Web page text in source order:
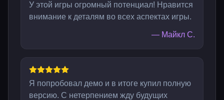
У этой игры огромный потенциал! Нравится
внимание к деталям во всех аспектах игры.
— Майкл С.
Я попробовал демо и в итоге купил полную
версию. С нетерпением жду будущих